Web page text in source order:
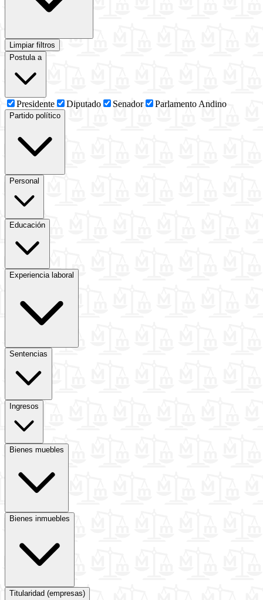
Limpiar filtros
Postula a
Presidente Diputado Senador Parlamento Andino
Partido político
Personal
Educación
Experiencia laboral
Sentencias
Ingresos
Bienes muebles
Bienes inmuebles
Titularidad (empresas)